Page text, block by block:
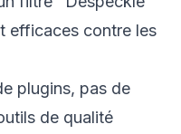
efficaces contre les
plugins, pas de
de qualité